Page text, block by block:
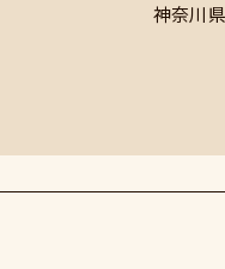
神奈川